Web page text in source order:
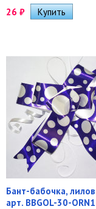
26 ₽
Бант-бабочка,
арт. BBGOL-30-ORN1